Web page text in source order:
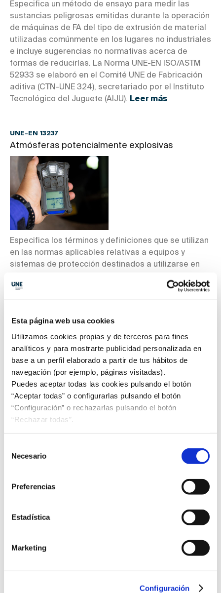
Esta página web usa cookies
Utilizamos cookies propias y de terceros para fines
analíticos y para mostrarte publicidad personalizada en
base a un perfil elaborado a partir de tus hábitos de
navegación (por ejemplo, páginas visitadas).
Puedes aceptar todas las cookies pulsando el botón
“Aceptar todas” o configurarlas pulsando el botón
“Configuración” o rechazarlas pulsando el botón
“Rechazar todas”.
Necesario
Preferencias
Estadística
Marketing
Configuración
Especifica un método de ensayo para medir las
sustancias peligrosas emitidas durante la operación
de máquinas de FA del tipo de extrusión de material
utilizadas comúnmente en los lugares no industriales
e incluye sugerencias no normativas acerca de
formas de reducirlas. La Norma UNE-EN ISO/ASTM
52933 se elaboró en el Comité UNE de Fabricación
aditiva (CTN-UNE 324), secretariado por el Instituto
Tecnológico del Juguete (AIJU). Leer más
UNE-EN 13237
Atmósferas potencialmente explosivas
Especifica los términos y definiciones que se utilizan
en las normas aplicables relativas a equipos y
sistemas de protección destinados a utilizarse en
campo de aplicación de la Directiva 2014/34/UE.
Persigue ayudar a diseñadores, fabricantes y otras
armonizados de esta área. El Comité UNE de
Atmósferas potencialmente explosivas. Prevención y
protección contra las explosiones (CTN-UNE 163),
secretariado por el Laboratorio Oficial J. M.
Madariaga (LOM), se ha encargado de elaborar la
Norma UNE-EN 13237.Leer más